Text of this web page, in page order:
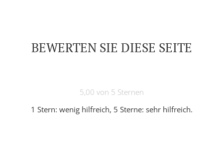
BEWERTEN SIE DIESE SEITE
5,00 von 5 Sternen
1 Stern: wenig hilfreich, 5 Sterne: sehr hilfreich.